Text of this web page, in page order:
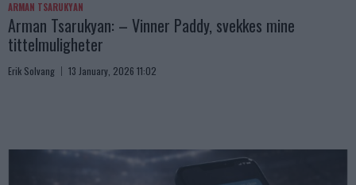
ARMAN TSARUKYAN
Arman Tsarukyan: – Vinner Paddy, svekkes mine
tittelmuligheter
Erik Solvang 13 January, 2026 11:02